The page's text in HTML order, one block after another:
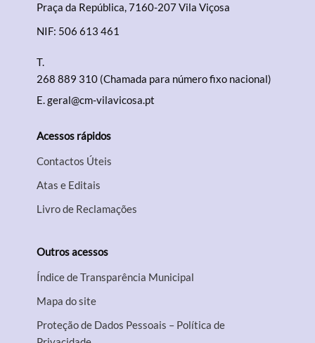
Praça da República, 7160-207 Vila Viçosa
NIF: 506 613 461
T.
268 889 310 (Chamada para número fixo nacional)
E.geral@cm-vilavicosa.pt
Acessos rápidos
Contactos Úteis
Atas e Editais
Livro de Reclamações
Outros acessos
Índice de Transparência Municipal
Mapa do site
Proteção de Dados Pessoais – Política de